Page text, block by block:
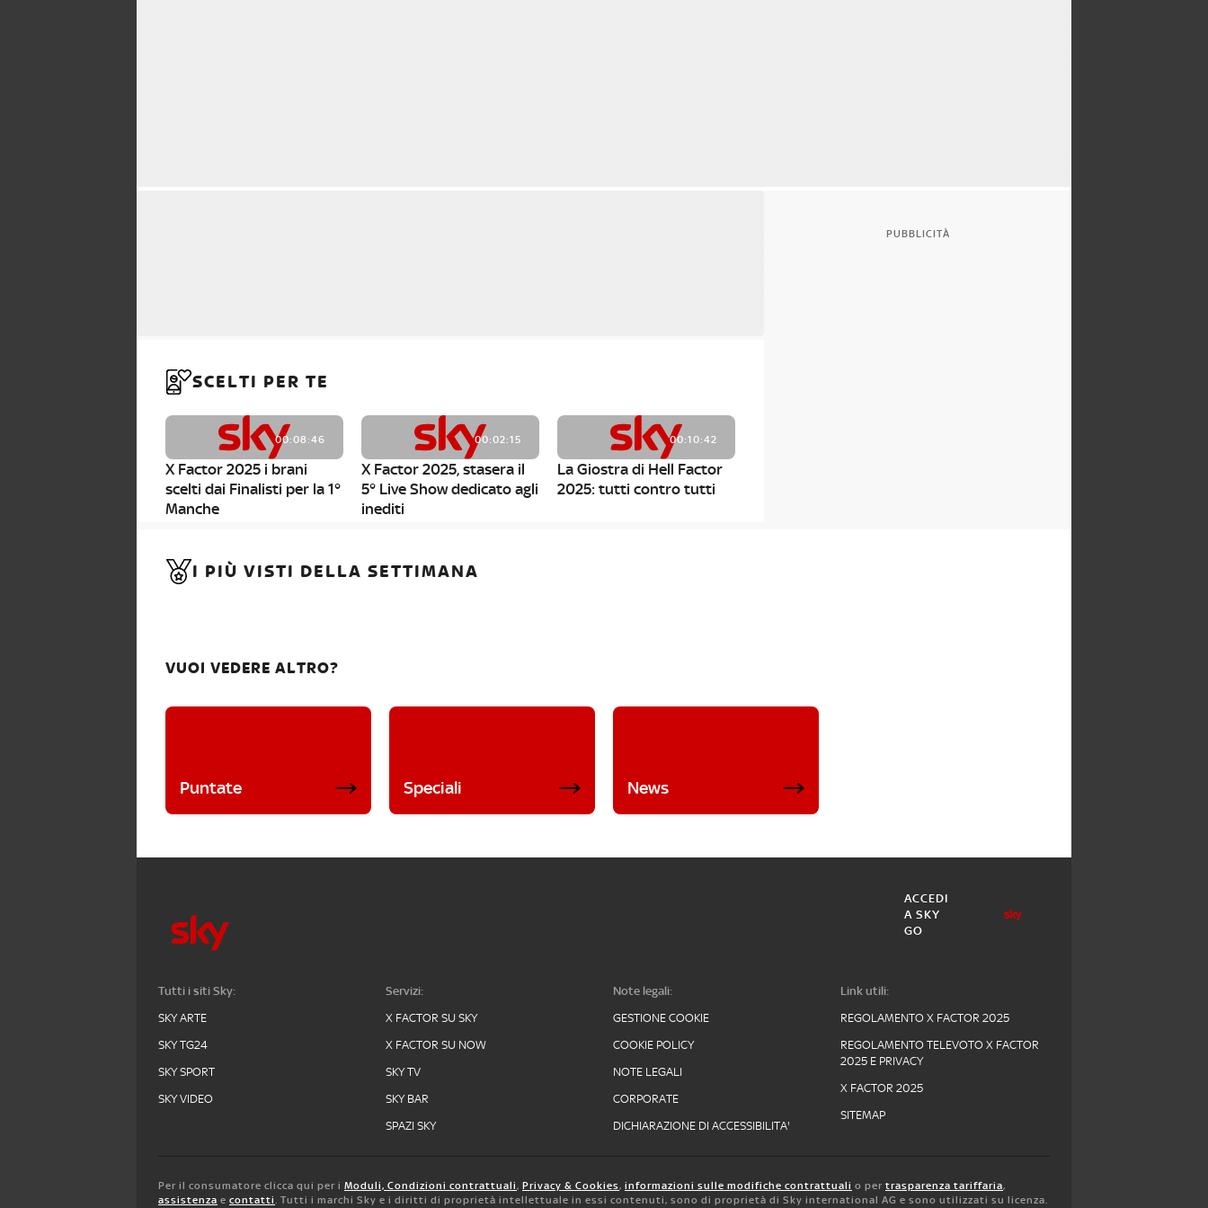
SCELTI PER TE
00:08:46
X Factor 2025 i brani
scelti dai Finalisti per la 1°
Manche
00:02:15
X Factor 2025, stasera il
5° Live Show dedicato agli
inediti
00:10:42
La Giostra di Hell Factor
2025: tutti contro tutti
PUBBLICITÀ
I PIÙ VISTI DELLA SETTIMANA
VUOI VEDERE ALTRO?
Puntate Speciali News
ACCEDI
A SKY
GO
Tutti i siti Sky:
SKY ARTE
SKY TG24
SKY SPORT
SKY VIDEO
Servizi:
X FACTOR SU SKY
X FACTOR SU NOW
SKY TV
SKY BAR
SPAZI SKY
Note legali:
GESTIONE COOKIE
COOKIE POLICY
NOTE LEGALI
CORPORATE
DICHIARAZIONE DI ACCESSIBILITA'
Link utili:
REGOLAMENTO X FACTOR 2025
REGOLAMENTO TELEVOTO X FACTOR
2025 E PRIVACY
X FACTOR 2025
SITEMAP
Per il consumatore clicca qui per i Moduli, Condizioni contrattuali, Privacy & Cookies, informazioni sulle modifiche contrattuali o per trasparenza tariffaria,
assistenza e contatti. Tutti i marchi Sky e i diritti di proprietà intellettuale in essi contenuti, sono di proprietà di Sky international AG e sono utilizzati su licenza.